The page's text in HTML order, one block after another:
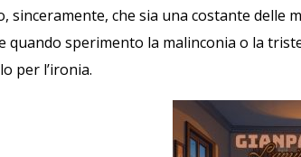
sinceramente, che sia una costante delle
quando sperimento la malinconia o la
per l’ironia.